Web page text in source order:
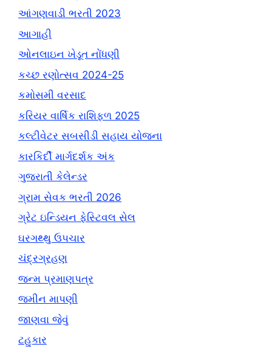
આંગણવાડી ભરતી 2023
આગાહી
ઓનલાઇન ખેડૂત નોંધણી
કચ્છ રણોત્સવ 2024-25
કમોસમી વરસાદ
કરિયર વાર્ષિક રાશિફળ 2025
કલ્ટીવેટર સબસીડી સહાય યોજના
કારકિર્દી માર્ગદર્શક અંક
ગુજરાતી કેલેન્ડર
ગ્રામ સેવક ભરતી 2026
ગ્રેટ ઇન્ડિયન ફેસ્ટિવલ સેલ
ઘરગથ્થુ ઉપચાર
ચંદ્રગ્રહણ
જન્મ પ્રમાણપત્ર
જમીન માપણી
જાણવા જેવું
ટહુકાર